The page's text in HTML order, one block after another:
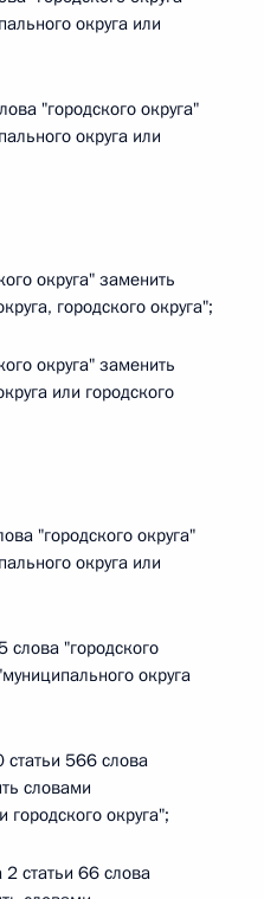
округа или
"городского округа"
округа или
округа" заменить
городского округа";
округа" заменить
или городского
"городского округа"
округа или
слова "городского
округа
статьи 566 слова
словами
городского округа";
статьи 66 слова